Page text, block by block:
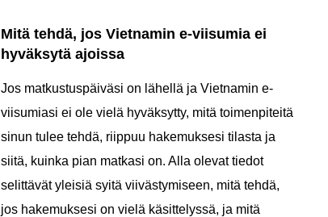
Mitä tehdä, jos Vietnamin e-viisumia ei
hyväksytä ajoissa
Jos matkustuspäiväsi on lähellä ja Vietnamin e-
viisumiasi ei ole vielä hyväksytty, mitä toimenpiteitä
sinun tulee tehdä, riippuu hakemuksesi tilasta ja
siitä, kuinka pian matkasi on. Alla olevat tiedot
selittävät yleisiä syitä viivästymiseen, mitä tehdä,
jos hakemuksesi on vielä käsittelyssä, ja mitä